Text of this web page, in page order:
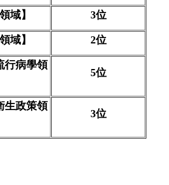
域】 3位
域】 2位
行病學領
5位
生政策領
3位